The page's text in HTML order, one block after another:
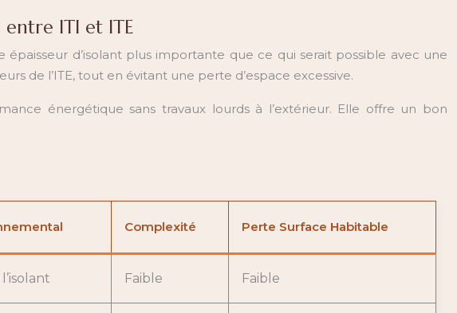
entre ITI et ITE
d’isolant plus importante que ce qui serait possible avec une
de l’ITE, tout en évitant une perte d’espace excessive.
énergétique sans travaux lourds à l’extérieur. Elle offre un bon
Complexité Perte Surface Habitable
Faible Faible